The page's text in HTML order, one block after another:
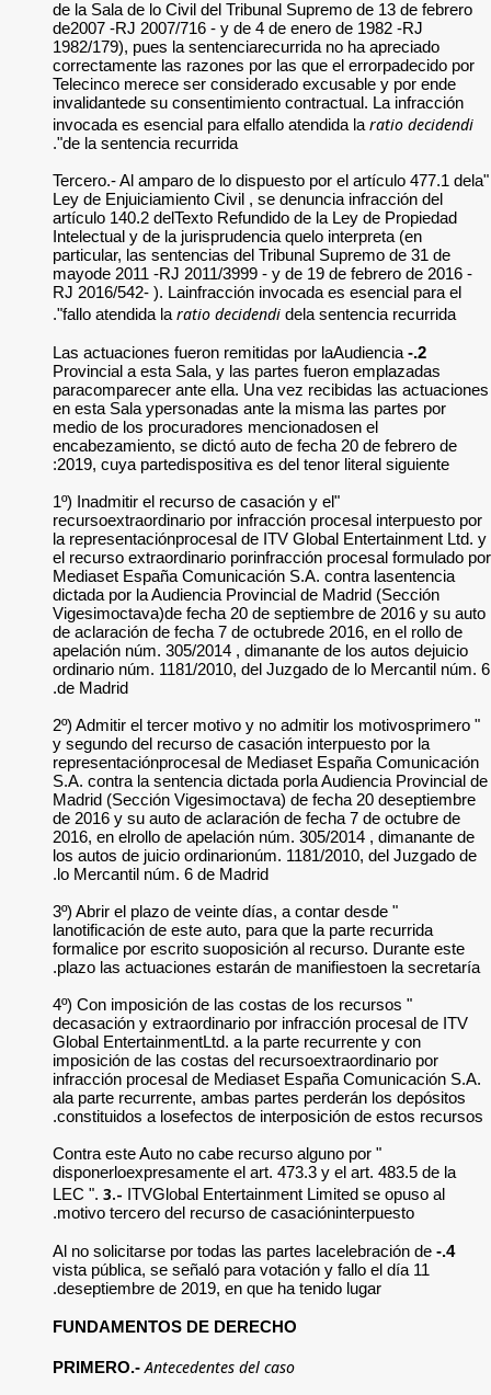
de la Sala de lo
de2007 -RJ 2007/
1982/179), pues la
correctamente las
Telecinco merece
invalidantede su
invocada es
"Tercero.- Al
Ley de
artículo 140.2
Intelectual y de la
particular, las
mayode 2011 -RJ
RJ 2016/542- ).
fallo atendida la
Las actuaciones
Provincial a esta
paracomparecer
en esta Sala
medio de los
encabezamiento,
2019, cuya
la
el recurso
Mediaset España
dictada por la
Vigesimoctava)de
de aclaración de
apelación núm.
ordinario núm.
" 2º) Admitir el
y segundo del
S.A. contra la
Madrid (Sección
de 2016 y su auto
2016, en elrollo de
los autos de juicio
" 3º) Abrir el plazo
lanotificación de
formalice por
plazo las
" 4º) Con
decasación y
Global
imposición de las
infracción procesal
ala parte
constituidos a
" Contra este Auto
LEC ".3.-
motivo tercero del
Al no solicitarse
vista pública, se
deseptiembre de